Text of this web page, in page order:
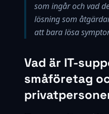
som ingår och vad
lösning som
att bara lösa
Vad är IT-
småföretag